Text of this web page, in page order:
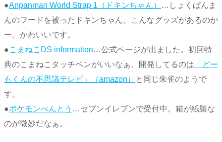
●Anpanman World Strap 1（ドキンちゃん）
…しょくぱんま
んのフードを被ったドキンちゃん。こんなグッズがあるのか
ー。かわいいです。
●こまねこDS information…公式ページが出ました。初回特
典のこまねこタッチペンがいいなぁ。開発してるのは 「どー
もくんの不思議テレビ」（amazon）
と同じ朱雀のようで
す。
●ポケモンべんとう …セブンイレブンで受付中。箱が紙製な
のが微妙だなぁ。